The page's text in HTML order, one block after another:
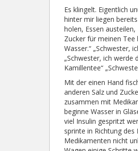
Es klingelt. Eigentlich
hinter mir liegen
holen, Essen austeilen,
Zucker für meinen Tee
Wasser.“ „Schwester,
„Schwester, ich werde
Kamillentee“
Mit der einen Hand
anderen Salz und
zusammen mit
beginne Wasser in
viel Insulin gespritzt
sprinte in Richtung
Medikamenten nicht